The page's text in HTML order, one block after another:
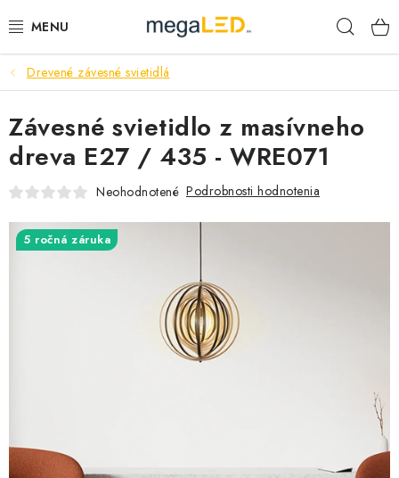
na
PRIEMYSEL
SVIETIDLÁ
ŽIAROVKY A TRUBICE
SEZÓNNE VÝPREDAJE POĽNOPOTREBY
Drevené závesné svietidlá
Závesné svietidlo z masívneho
dreva E27 / 435 - WRE071
Neohodnotené Podrobnosti hodnotenia
5 ročná záruka